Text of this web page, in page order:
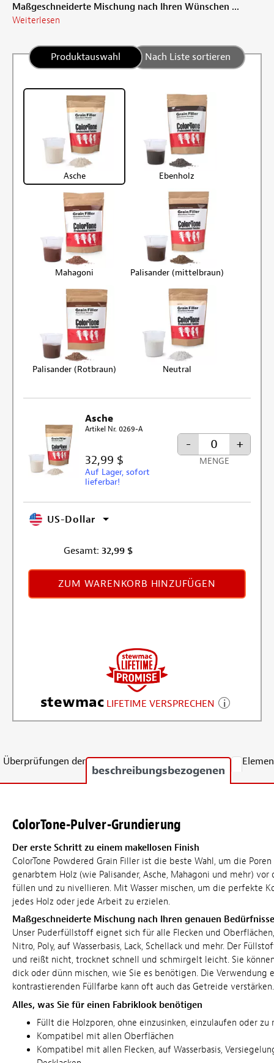
Maßgeschneiderte Mischung nach Ihren Wünschen ...
Weiterlesen
Produktauswahl Nach Liste sortieren
Asche Ebenholz
Mahagoni Palisander (mittelbraun)
Palisander (Rotbraun) Neutral
Asche
Artikel Nr. 0269-A
32,99 $
Auf Lager, sofort
lieferbar!
- +
MENGE
US-Dollar
Gesamt: 32,99 $
ZUM WARENKORB HINZUFÜGEN
stewmac LIFETIME VERSPRECHEN
Überprüfungen der
beschreibungsbezogenen
ColorTone-Pulver-Grundierung
Der erste Schritt zu einem makellosen Finish
ColorTone Powdered Grain Filler ist die beste Wahl, um die
genarbtem Holz (wie Palisander, Asche, Mahagoni und mehr) vor
füllen und zu nivellieren. Mit Wasser mischen, um die perfekte
jedes Holz oder jede Arbeit zu erzielen.
Maßgeschneiderte Mischung nach Ihren genauen
Unser Puderfüllstoff eignet sich für alle Flecken und
Nitro, Poly, auf Wasserbasis, Lack, Schellack und mehr. Der
und reißt nicht, trocknet schnell und schmirgelt leicht. Sie
dick oder dünn mischen, wie Sie es benötigen. Die Verwendung
kontrastierenden Füllfarbe kann oft auch das Getreide verstärken.
Alles, was Sie für einen Fabriklook benötigen
Füllt die Holzporen, ohne einzusinken, einzulaufen oder zu
Kompatibel mit allen Oberflächen
Kompatibel mit allen Flecken, auf Wasserbasis,